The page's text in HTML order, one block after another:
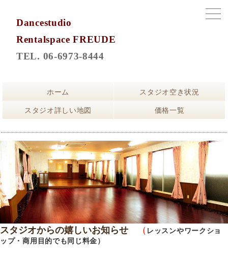
Dancestudio
Rentalspace FREUDE
TEL. 06-6973-8444
ホーム スタジオ空き状況
スタジオ詳しい地図 価格一覧
スタジオからの嬉しいお知らせ （ レッスンやワークショ
ップ・商用目的でも同じ料金）